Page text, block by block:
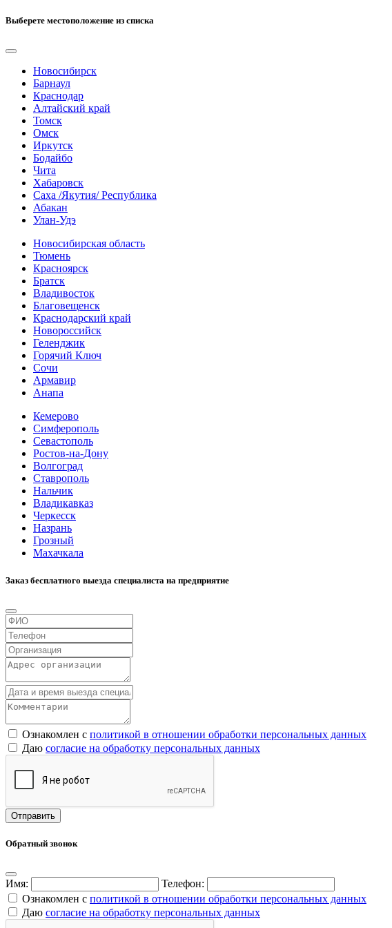
Выберете местоположение из списка
Новосибирск
Барнаул
Краснодар
Алтайский край
Томск
Омск
Иркутск
Бодайбо
Чита
Хабаровск
Саха /Якутия/ Республика
Абакан
Улан-Удэ
Новосибирская область
Тюмень
Красноярск
Братск
Владивосток
Благовещенск
Краснодарский край
Новороссийск
Геленджик
Горячий Ключ
Сочи
Армавир
Анапа
Кемерово
Симферополь
Севастополь
Ростов-на-Дону
Волгоград
Ставрополь
Нальчик
Владикавказ
Черкесск
Назрань
Грозный
Махачкала
Заказ бесплатного выезда специалиста на предприятие
Ознакомлен с политикой в отношении обработки персональных данных
Даю согласие на обработку персональных данных
Обратный звонок
Имя:
Телефон:
Ознакомлен с политикой в отношении обработки персональных данных
Даю согласие на обработку персональных данных